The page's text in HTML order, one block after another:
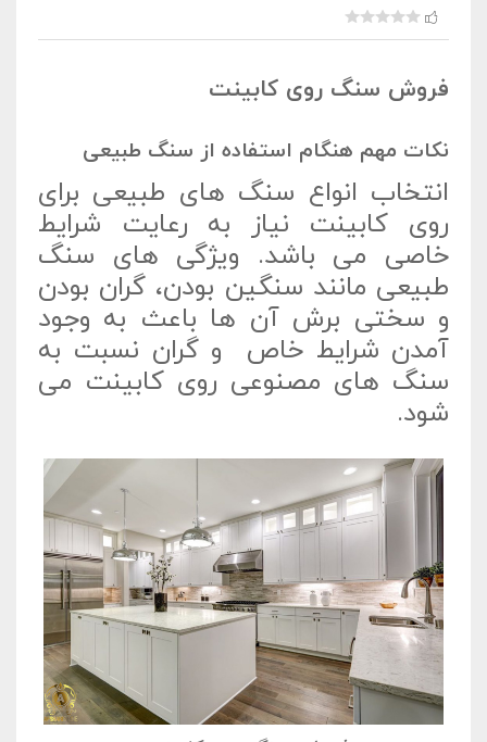
فروش سنگ روی کابینت
نکات مهم هنگام استفاده از سنگ طبیعی
انتخاب انواع سنگ های طبیعی برای
روی کابینت نیاز به رعایت شرایط
خاصی می باشد. ویژگی های سنگ
طبیعی مانند سنگین بودن، گران بودن
و سختی برش آن ها باعث به وجود
آمدن شرایط خاص و گران نسبت به
سنگ های مصنوعی روی کابینت می
شود.